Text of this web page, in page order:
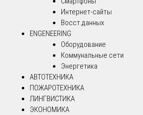
Интернет-сайты
Восст.данных
ENGENEERING
Оборудование
Коммунальные сети
Энергетика
АВТОТЕХНИКА
ПОЖАРОТЕХНИКА
ЛИНГВИСТИКА
ЭКОНОМИКА